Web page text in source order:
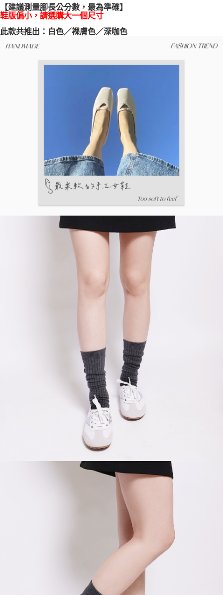
後付繳納相關費用。
※ 交易是否成功請以「AFTEE先享後付 」之結帳頁面顯示為準，若有關於
客戶支援中心」https://netprotections.freshdesk.com/support/home
【注意事項】
１．透過由恩沛科技股份有限公司提供之「AFTEE先享後付」服務完成之交
２．關於個人資料處理事宜，請瀏覽以下網址：
３．未成年的使用者請事先徵得法定代理人或監護人之同意方可使用
「AFTEE先享後付」，若未經同意申辦者引起之損失，本公司不負相關責
４．使用「AFTEE先享後付」時，將依據個別帳號之用戶狀況，依本公司即
時審查核予不同之上限額度；若仍有額度不足之情形，本公司將視審查結果
５．嚴禁一人註冊多個帳號或使用他人資訊註冊。若發現惡意使用之情形，
恩沛科技股份有限公司將有權停止該用戶之使用額度並採取法律行動。
【建議測量腳長公分數，最為準確】
鞋版偏小，請選購大一個尺寸
此款共推出：白色／裸膚色／深咖色